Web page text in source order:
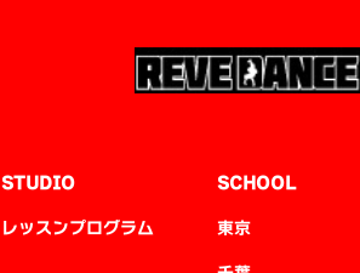
STUDIO
レッスンプログラム
SCHOOL
東京